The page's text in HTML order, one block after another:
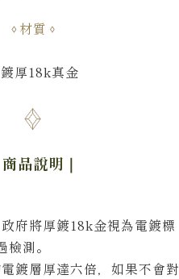
材質
厚18k真金
商品說明 ｜
府將厚鍍18k金視為電鍍標
測。
鍍層厚達六倍，如果不會對